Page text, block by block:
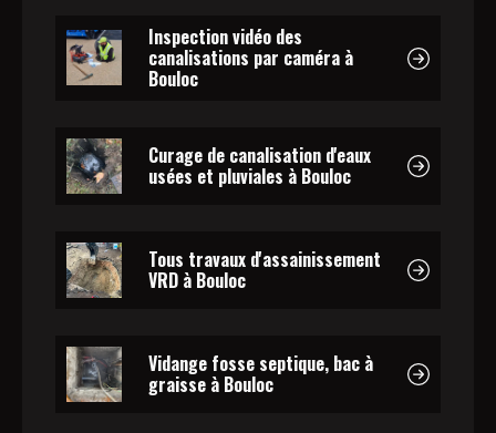
Inspection vidéo des
canalisations par caméra à
Bouloc
Curage de canalisation d'eaux
usées et pluviales à Bouloc
Tous travaux d'assainissement
VRD à Bouloc
Vidange fosse septique, bac à
graisse à Bouloc